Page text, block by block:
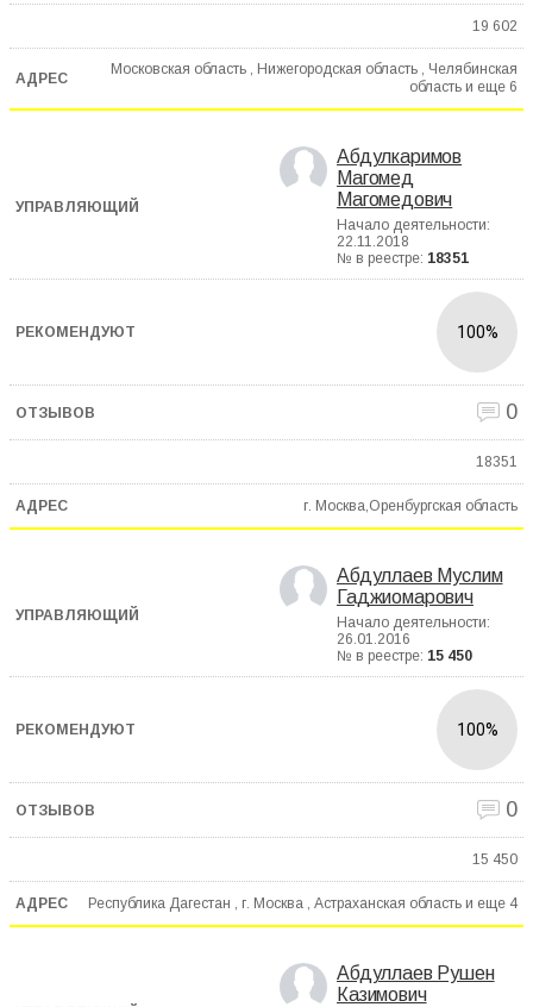
19 602
Московская область , Нижегородская область , Челябинская
область и еще 6
Абдулкаримов
Магомед
Магомедович
Начало деятельности:
22.11.2018
№ в реестре: 18351
100%
0
18351
г. Москва,Оренбургская область
Абдуллаев Муслим
Гаджиомарович
Начало деятельности:
26.01.2016
№ в реестре: 15 450
100%
0
15 450
Республика Дагестан , г. Москва , Астраханская область и еще 4
Абдуллаев Рушен
Казимович